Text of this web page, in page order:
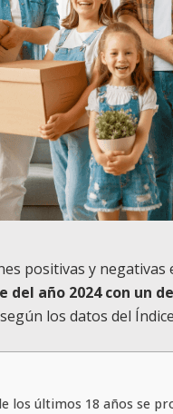
positivas y
año 2024 con un
los datos del
los últimos 18 años se